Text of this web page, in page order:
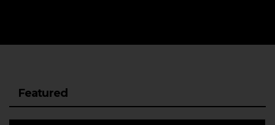
Featured